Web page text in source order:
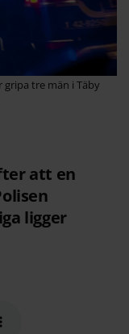
tre män i Täby
att en
ligger